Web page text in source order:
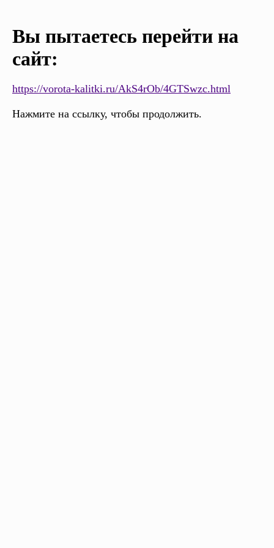
Вы пытаетесь перейти на
сайт:
https://vorota-kalitki.ru/AkS4rOb/4GTSwzc.html
Нажмите на ссылку, чтобы продолжить.